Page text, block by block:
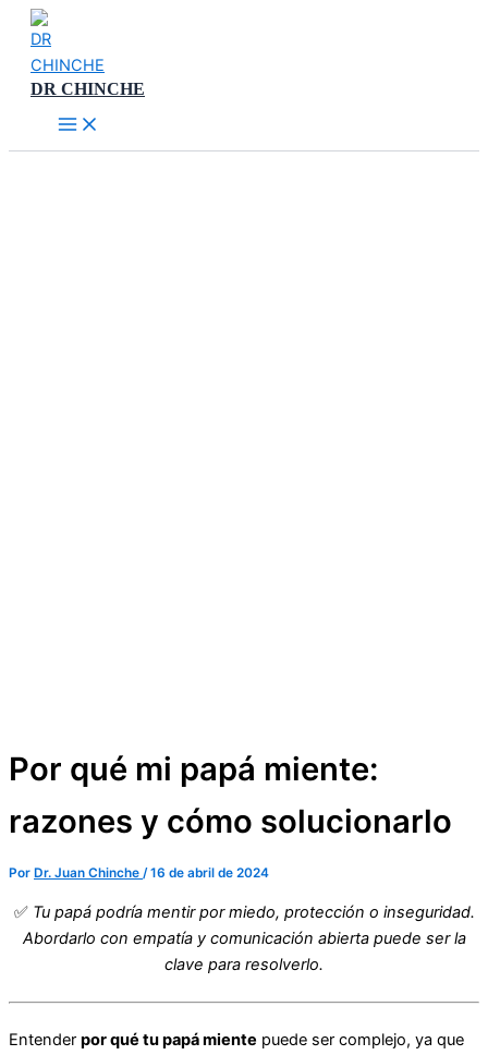
contenido
DR CHINCHE
Main
Menu
Por qué mi papá miente:
razones y cómo solucionarlo
Por Dr. Juan Chinche /16 de abril de 2024
✅ Tu papá podría mentir por miedo, protección o inseguridad.
Abordarlo con empatía y comunicación abierta puede ser la
clave para resolverlo.
Entender por qué tu papá miente puede ser complejo, ya que